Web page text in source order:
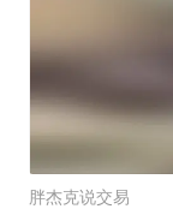
胖杰克说交易